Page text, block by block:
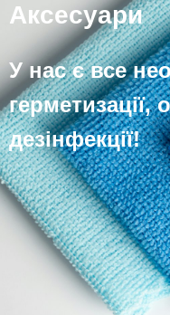
Аксесуари
У нас є все
герметизації,
дезінфекції!